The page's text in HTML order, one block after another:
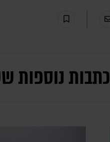
כתבות נוספות